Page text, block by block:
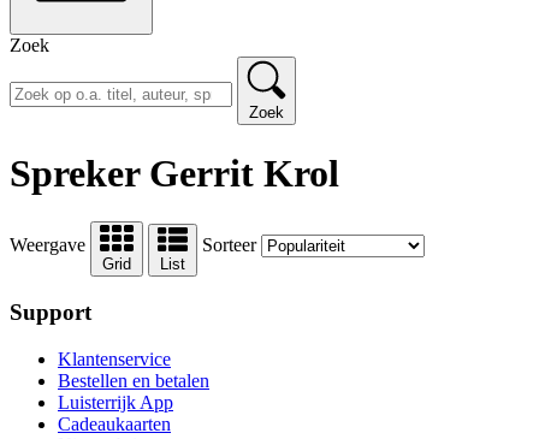
Zoek
Zoek
Spreker Gerrit Krol
Weergave
Grid List
Sorteer
Support
Klantenservice
Bestellen en betalen
Luisterrijk App
Cadeaukaarten